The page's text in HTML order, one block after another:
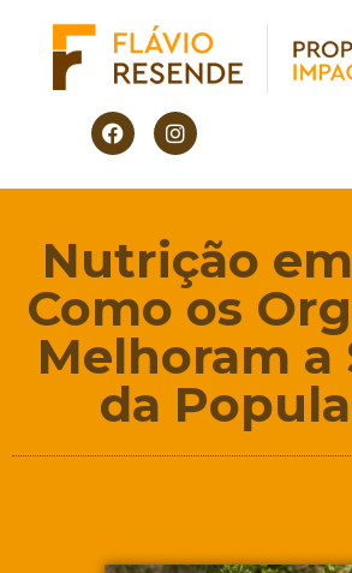
Nutrição
Como os
Melhoram a
da